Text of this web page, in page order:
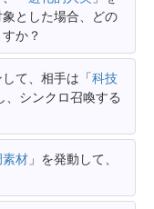
とした場合、どの
か？
て、相手は「科技
、シンクロ召喚する
材 」を発動して、